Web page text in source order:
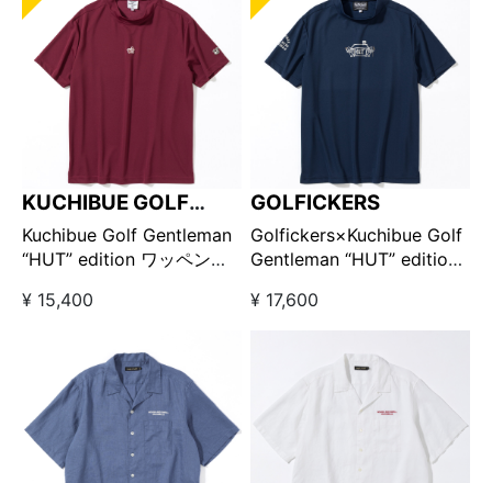
KUCHIBUE GOLF
GENTLEMAN
Kuchibue Golf Gentleman
“HUT” edition ワッペン半
ィ【GO/LOOK!限定販売】
¥ 15,400
GOLFICKERS
Golfickers×Kuchibue Golf
Gentleman “HUT” edition
ネイビー
¥ 17,600